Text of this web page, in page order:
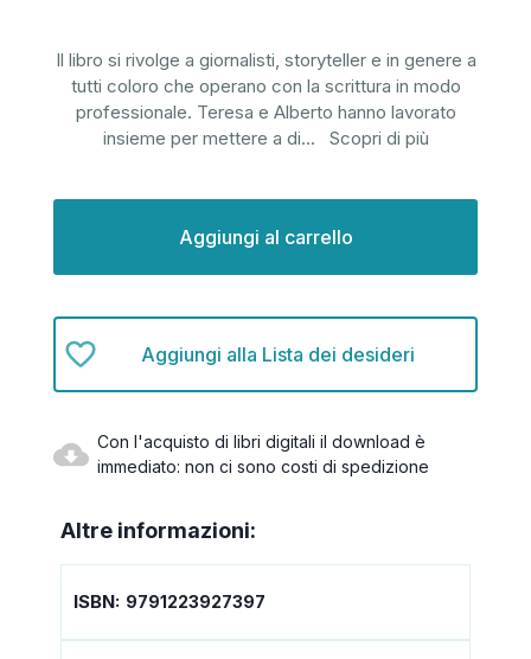
Il libro si rivolge a giornalisti, storyteller e in genere a
tutti coloro che operano con la scrittura in modo
professionale. Teresa e Alberto hanno lavorato
insieme per mettere a di... Scopri di più
Aggiungi alla Lista dei desideri
Con l'acquisto di libri digitali il download è
immediato: non ci sono costi di spedizione
Altre informazioni:
ISBN: 9791223927397